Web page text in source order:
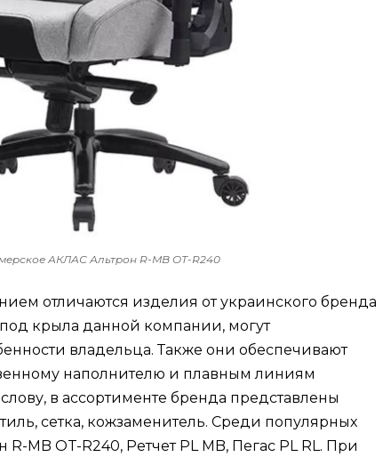
АКЛАС Альтрон R-MB OT-R240
отличаются изделия от украинского бренда
крыла данной компании, могут
владельца. Также они обеспечивают
наполнителю и плавным линиям
в ассортименте бренда представлены
сетка, кожзаменитель. Среди популярных
MB OT-R240, Ретчет PL MB, Пегас PL RL. При